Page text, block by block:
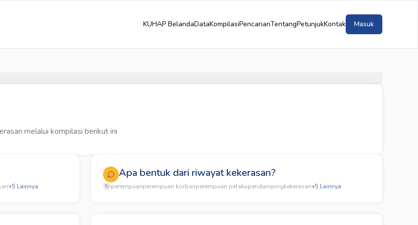
KUHAP BelandaDataKompilasiPencarianTentangPetunjukKontak Masuk
melalui kompilasi berikut ini
+5 Lainnya
Apa bentuk dari riwayat kekerasan?
perempuanperempuan korbanperempuan pelakupendampingkekerasan+5 Lainnya